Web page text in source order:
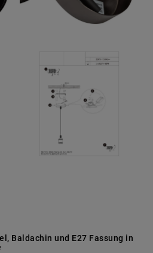
Baldachin und E27 Fassung in